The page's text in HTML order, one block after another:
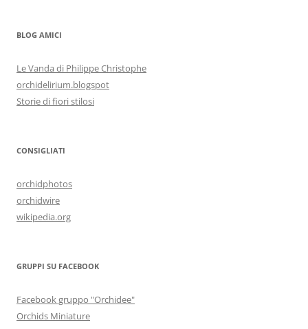
BLOG AMICI
Le Vanda di Philippe Christophe
orchidelirium.blogspot
Storie di fiori stilosi
CONSIGLIATI
orchidphotos
orchidwire
wikipedia.org
GRUPPI SU FACEBOOK
Facebook gruppo "Orchidee"
Orchids Miniature